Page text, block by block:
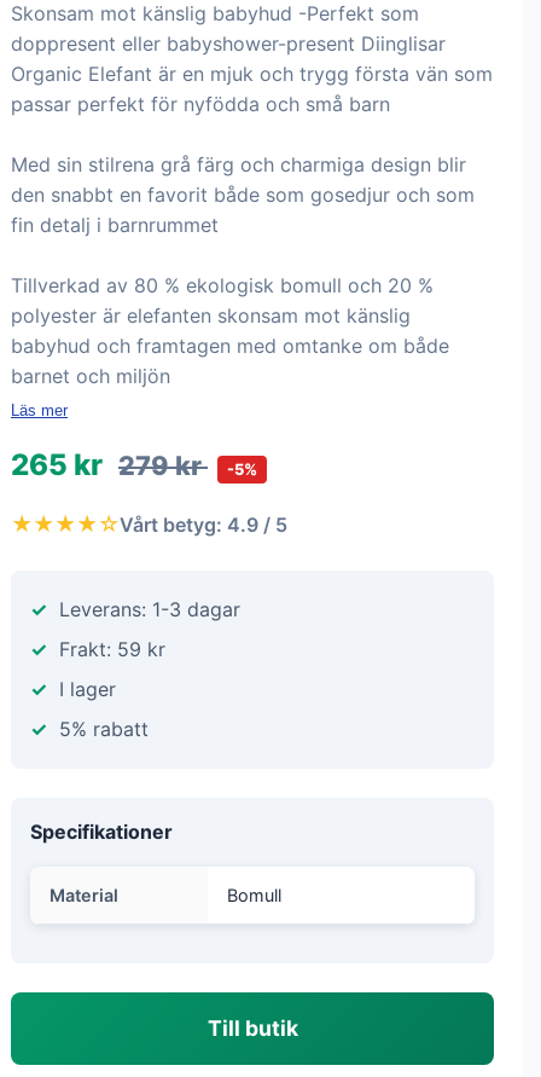
Skonsam mot känslig babyhud -Perfekt som
doppresent eller babyshower-present Diinglisar
Organic Elefant är en mjuk och trygg första vän som
passar perfekt för nyfödda och små barn
Med sin stilrena grå färg och charmiga design blir
den snabbt en favorit både som gosedjur och som
fin detalj i barnrummet
Tillverkad av 80 % ekologisk bomull och 20 %
polyester är elefanten skonsam mot känslig
babyhud och framtagen med omtanke om både
barnet och miljön
Läs mer
265 kr 279 kr -5%
★★★★☆Vårt betyg: 4.9 / 5
Leverans: 1-3 dagar
Frakt: 59 kr
I lager
5% rabatt
Specifikationer
Material Bomull
Till butik